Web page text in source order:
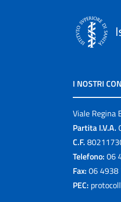
I NOSTRI
Viale Regina
Partita I.V.A.
C.F.
Telefono: 06
Fax: 06 4938
PEC: